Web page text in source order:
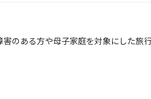
のある方や母子家庭を対象にした旅